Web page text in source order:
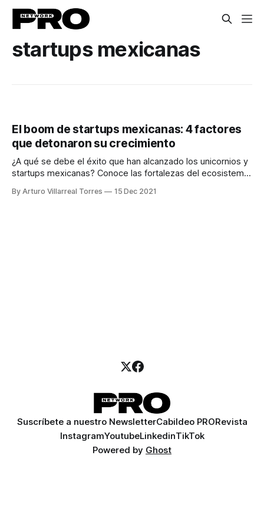
startups mexicanas
El boom de startups mexicanas: 4 factores
que detonaron su crecimiento
¿A qué se debe el éxito que han alcanzado los unicornios y
startups mexicanas? Conoce las fortalezas del ecosistema
By Arturo Villarreal Torres 15 Dec 2021
Suscríbete a nuestro NewsletterCabildeo PRORevista
InstagramYoutubeLinkedinTikTok
Powered by Ghost